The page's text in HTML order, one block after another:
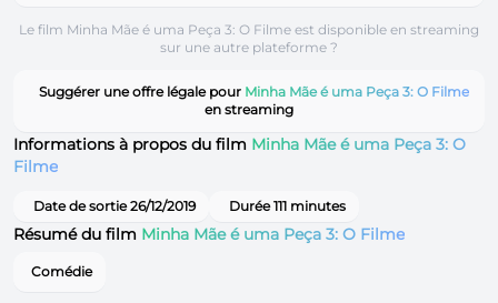
Le film Minha Mãe é uma Peça 3: O Filme est disponible en streaming
sur une autre plateforme ?
Suggérer une offre légale pour Minha Mãe é uma Peça 3: O Filme
en streaming
Informations à propos du film Minha Mãe é uma Peça 3: O
Filme
Date de sortie 26/12/2019 Durée 111 minutes
Résumé du film Minha Mãe é uma Peça 3: O Filme
Comédie